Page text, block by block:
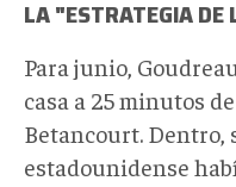
LA "ESTRATEGIA DE
Para junio,
casa a 25 minutos
Betancourt. Dentro,
estadounidense